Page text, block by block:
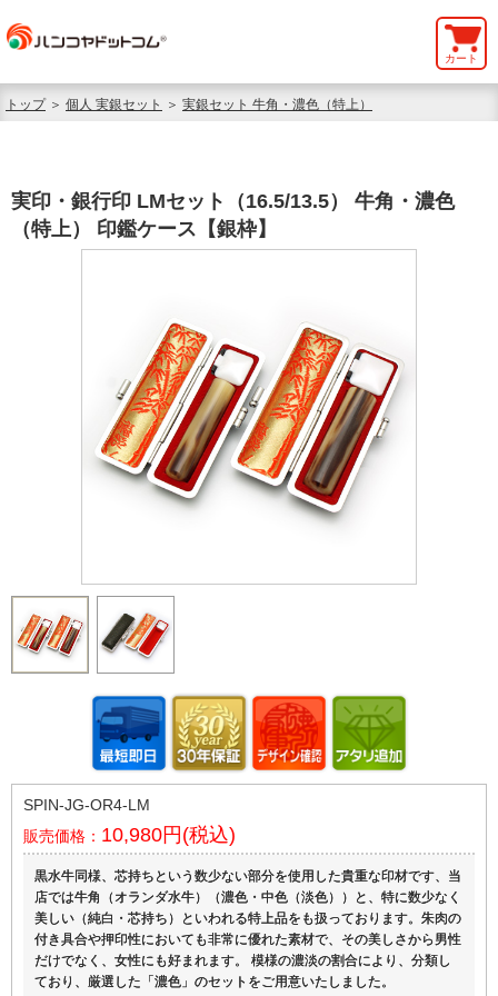
カート
トップ＞ 個人 実銀セット ＞ 実銀セット 牛角・濃色（特上）
実印・銀行印 LMセット（16.5/13.5） 牛角・濃色
（特上） 印鑑ケース【銀枠】
SPIN-JG-OR4-LM
販売価格： 10,980円(税込)
黒水牛同様、芯持ちという数少ない部分を使用した貴重な印材です、当
店では牛角（オランダ水牛）（濃色・中色（淡色））と、特に数少なく
美しい（純白・芯持ち）といわれる特上品をも扱っております。朱肉の
付き具合や押印性においても非常に優れた素材で、その美しさから男性
だけでなく、女性にも好まれます。 模様の濃淡の割合により、分類し
ており、厳選した「濃色」のセットをご用意いたしました。